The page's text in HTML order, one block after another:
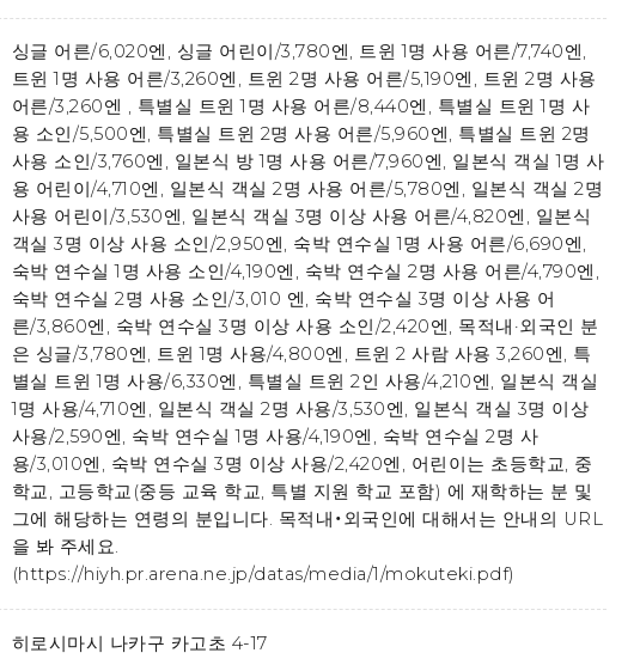
싱글 어른/6,020엔, 싱글 어린이/3,780엔, 트윈 1명 사용 어른/7,740엔,
트윈 1명 사용 어른/3,260엔, 트윈 2명 사용 어른/5,190엔, 트윈 2명 사용
어른/3,260엔 , 특별실 트윈 1명 사용 어른/8,440엔, 특별실 트윈 1명 사
용 소인/5,500엔, 특별실 트윈 2명 사용 어른/5,960엔, 특별실 트윈 2명
사용 소인/3,760엔, 일본식 방 1명 사용 어른/7,960엔, 일본식 객실 1명 사
용 어린이/4,710엔, 일본식 객실 2명 사용 어른/5,780엔, 일본식 객실 2명
사용 어린이/3,530엔, 일본식 객실 3명 이상 사용 어른/4,820엔, 일본식
객실 3명 이상 사용 소인/2,950엔, 숙박 연수실 1명 사용 어른/6,690엔,
숙박 연수실 1명 사용 소인/4,190엔, 숙박 연수실 2명 사용 어른/4,790엔,
숙박 연수실 2명 사용 소인/3,010 엔, 숙박 연수실 3명 이상 사용 어
른/3,860엔, 숙박 연수실 3명 이상 사용 소인/2,420엔, 목적내·외국인 분
은 싱글/3,780엔, 트윈 1명 사용/4,800엔, 트윈 2 사람 사용 3,260엔, 특
별실 트윈 1명 사용/6,330엔, 특별실 트윈 2인 사용/4,210엔, 일본식 객실
1명 사용/4,710엔, 일본식 객실 2명 사용/3,530엔, 일본식 객실 3명 이상
사용/2,590엔, 숙박 연수실 1명 사용/4,190엔, 숙박 연수실 2명 사
용/3,010엔, 숙박 연수실 3명 이상 사용/2,420엔, 어린이는 초등학교, 중
학교, 고등학교(중등 교육 학교, 특별 지원 학교 포함) 에 재학하는 분 및
그에 해당하는 연령의 분입니다. 목적내・외국인에 대해서는 안내의 URL
을 봐 주세요.
(https://hiyh.pr.arena.ne.jp/datas/media/1/mokuteki.pdf)
히로시마시 나카구 카고초 4-17